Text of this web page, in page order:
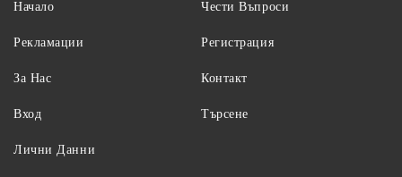
Начало
Рекламации
За Нас
Вход
Чести Въпроси
Регистрация
Контакт
Търсене
Лични Данни